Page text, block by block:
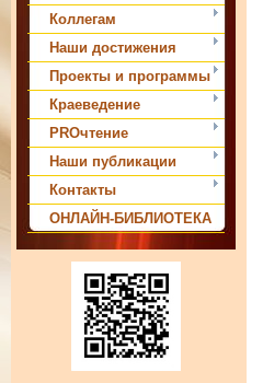
Коллегам
Наши достижения
Проекты и программы
Краеведение
PROчтение
Наши публикации
Контакты
ОНЛАЙН-БИБЛИОТЕКА